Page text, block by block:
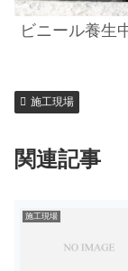
ビニール養生
施工現場
関連記事
施工現場